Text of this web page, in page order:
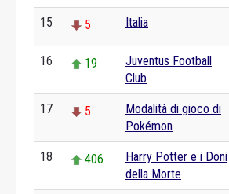
15 5 Italia
16 19
Juventus Football
Club
17 5
Modalità di gioco di
Pokémon
18 406
Harry Potter e i Doni
della Morte